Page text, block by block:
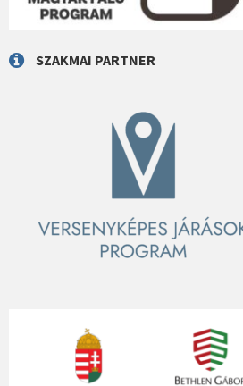
SZAKMAI PARTNER